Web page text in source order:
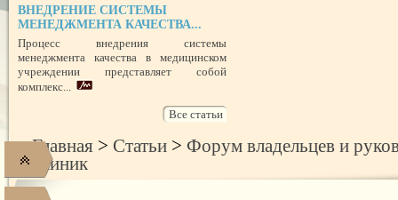
УСПЕШНЫЙ ДЕБЮТ «ШКОЛЫ АДМИНИСТРАТОРОВ
ЦЕЛЕПОЛАГАНИЕ, или КАК ПРАВИЛЬНО СТАВИТЬ ЦЕЛИ И
ИХ
ВНЕДРЕНИЕ СИСТЕМЫ
МЕНЕДЖМЕНТА КАЧЕСТВА...
Процесс внедрения системы
менеджмента качества в медицинском
учреждении представляет собой
комплекс...
Все статьи
Главная > Статьи > Форум владельцев и
клиник